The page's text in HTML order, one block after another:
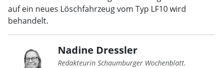
auf ein neues Löschfahrzeug vom Typ LF10 wird
behandelt.
Nadine Dressler
Redakteurin Schaumburger Wochenblatt.